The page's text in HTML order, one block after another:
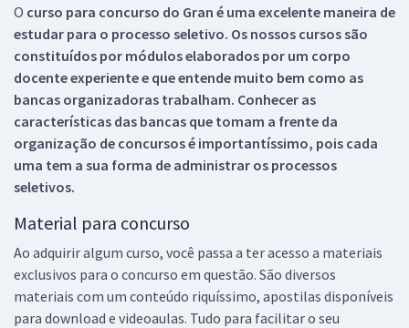
O curso para concurso do Gran é uma excelente maneira de
estudar para o processo seletivo. Os nossos cursos são
constituídos por módulos elaborados por um corpo
docente experiente e que entende muito bem como as
bancas organizadoras trabalham. Conhecer as
características das bancas que tomam a frente da
organização de concursos é importantíssimo, pois cada
uma tem a sua forma de administrar os processos
seletivos.
Material para concurso
Ao adquirir algum curso, você passa a ter acesso a materiais
exclusivos para o concurso em questão. São diversos
materiais com um conteúdo riquíssimo, apostilas disponíveis
para download e videoaulas. Tudo para facilitar o seu